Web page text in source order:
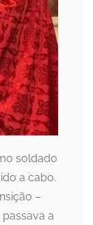
soldado
a cabo.
–
a